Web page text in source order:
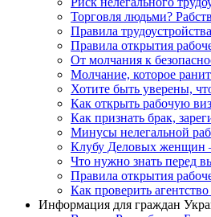
Торговля людьми?
Правила
Правила открытия
От молчания к
Молчание, которое
Хотите быть уверены,
Как открыть рабочую
Как признать брак,
Минусы нелегальной
Клубу Деловых женщин
Что нужно знать перед
Правила открытия
Как проверить
Информация для граждан